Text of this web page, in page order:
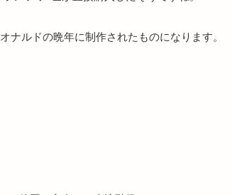
ナルドの晩年に制作されたものになります。